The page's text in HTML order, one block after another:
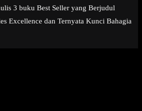
3 buku Best Seller yang Berjudul
Excellence dan Ternyata Kunci Bahagia